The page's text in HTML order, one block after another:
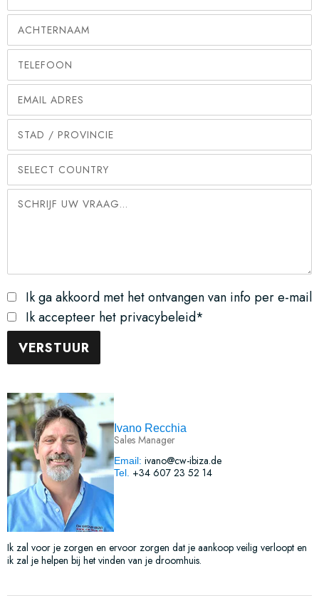
Ik ga akkoord met het ontvangen van info per e-mail
Ik accepteer het privacybeleid*
Ivano Recchia
Sales Manager
Email: ivano@cw-ibiza.de
Tel. +34 607 23 52 14
Ik zal voor je zorgen en ervoor zorgen dat je aankoop veilig verloopt en
ik zal je helpen bij het vinden van je droomhuis.